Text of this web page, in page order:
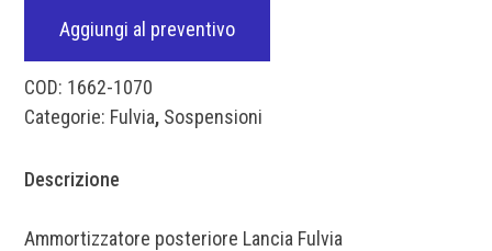
Aggiungi al preventivo
COD: 1662-1070
Categorie: Fulvia, Sospensioni
Descrizione
Ammortizzatore posteriore Lancia Fulvia